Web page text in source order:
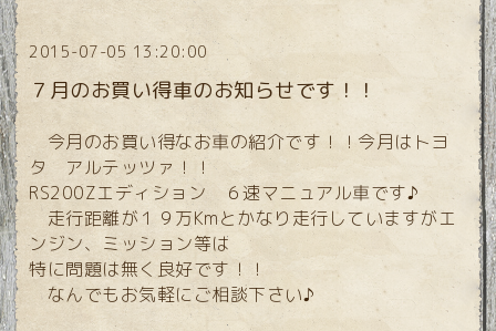
2015-07-05 13:20:00
７月のお買い得車のお知らせです！！
今月のお買い得なお車の紹介です！！今月はトヨ
タ アルテッツァ！！
RS200Zエディション ６速マニュアル車です♪
走行距離が１９万Kmとかなり走行していますがエ
ンジン、ミッション等は
特に問題は無く良好です！！
なんでもお気軽にご相談下さい♪